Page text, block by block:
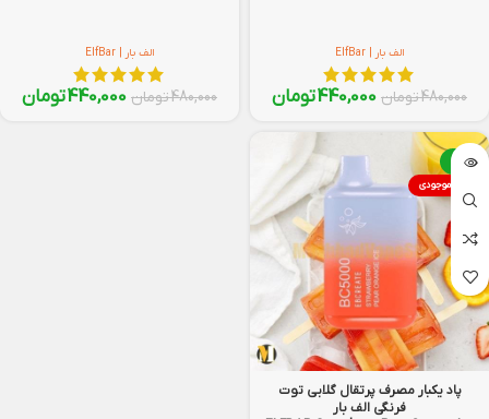
الف بار | ElfBar
480,000تومان 440,000تومان
الف بار | ElfBar
480,000تومان 440,000تومان
-8%
اتمام موجودی
پاد یکبار مصرف پرتقال گلابی توت
فرنگی الف بار